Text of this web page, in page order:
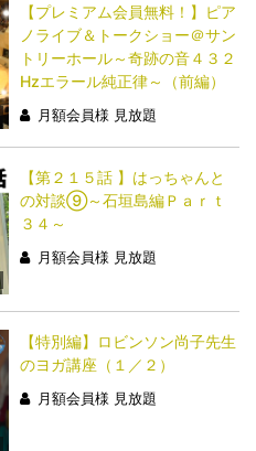
【プレミアム会員無料！】ピア
ノライブ＆トークショー＠サン
トリーホール～奇跡の音４３２
Hzエラール純正律～（前編）
月額会員様 見放題
【第２１５話 】はっちゃんと
の対談⑨～石垣島編Ｐａｒｔ
３４～
月額会員様 見放題
【特別編】ロビンソン尚子先生
のヨガ講座（１／２）
月額会員様 見放題